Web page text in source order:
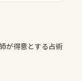
が得意とする占術